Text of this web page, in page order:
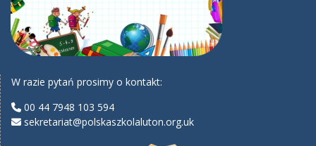
W razie pytań prosimy o kontakt:
00 44 7948 103 594
sekretariat@polskaszkolaluton.org.uk